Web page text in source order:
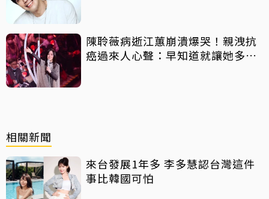
陳聆薇病逝江蕙崩潰爆哭！親洩抗
癌過來人心聲：早知道就讓她多化
相關新聞
來台發展1年多 李多慧認台灣這件
事比韓國可怕